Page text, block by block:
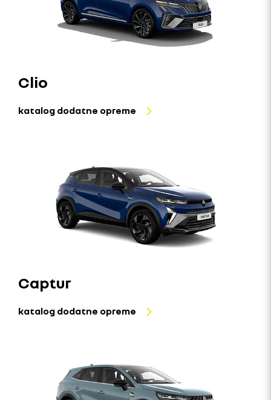
Clio
katalog dodatne opreme
Captur
katalog dodatne opreme